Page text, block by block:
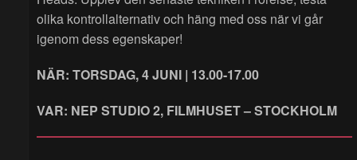
olika kontrollalternativ och häng med oss när vi går
igenom dess egenskaper!
NÄR: TORSDAG, 4 JUNI | 13.00-17.00
VAR: NEP STUDIO 2, FILMHUSET – STOCKHOLM